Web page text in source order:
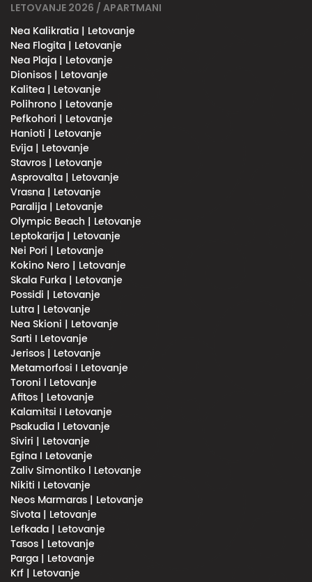
LETOVANJE 2026 / APARTMANI
Nea Kalikratia | Letovanje
Nea Flogita | Letovanje
Nea Plaja | Letovanje
Dionisos | Letovanje
Kalitea | Letovanje
Polihrono | Letovanje
Pefkohori | Letovanje
Hanioti | Letovanje
Evija | Letovanje
Stavros | Letovanje
Asprovalta | Letovanje
Vrasna | Letovanje
Paralija | Letovanje
Olympic Beach | Letovanje
Leptokarija | Letovanje
Nei Pori | Letovanje
Kokino Nero | Letovanje
Skala Furka | Letovanje
Possidi | Letovanje
Lutra | Letovanje
Nea Skioni | Letovanje
Sarti I Letovanje
Jerisos | Letovanje
Metamorfosi I Letovanje
Toroni l Letovanje
Afitos | Letovanje
Kalamitsi I Letovanje
Psakudia l Letovanje
Siviri | Letovanje
Egina I Letovanje
Zaliv Simontiko l Letovanje
Nikiti I Letovanje
Neos Marmaras | Letovanje
Sivota | Letovanje
Lefkada | Letovanje
Tasos | Letovanje
Parga | Letovanje
Krf | Letovanje